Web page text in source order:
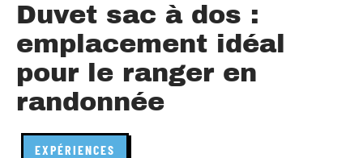
Duvet sac à dos :
emplacement idéal
pour le ranger en
randonnée
EXPÉRIENCES